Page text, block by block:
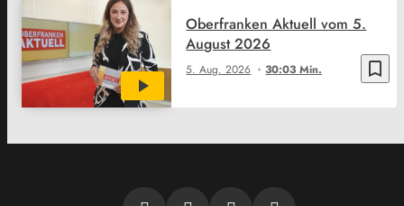
bookmark_border
5. Aug. 2026 30:03 Min.
Oberfranken Aktuell vom 5.
August 2026